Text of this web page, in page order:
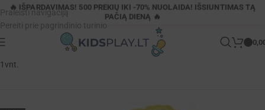
Praleisti navigaciją
Pereiti prie pagrindinio turinio
🔥 IŠPARDAVIMAS! 500 PREKIŲ IKI -70% NUOLAIDA! IŠSIUNTIMAS TĄ
PAČIĄ DIENĄ 🔥
Parduotuvė
Aukso spalvos balionas skaičius 6 100cm.
1vnt.